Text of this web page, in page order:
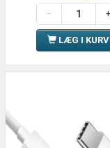
LÆG I KURV